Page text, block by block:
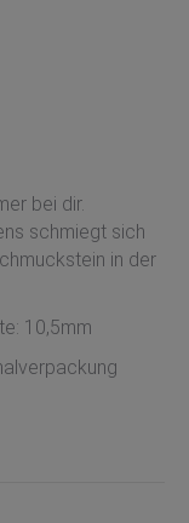
bei dir.
schmiegt sich
in der
10,5mm